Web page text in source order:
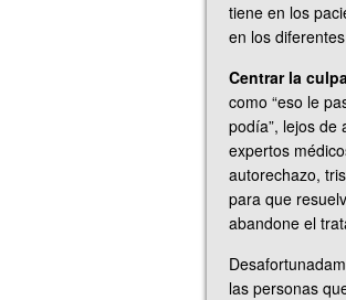
tiene en los
en los
Centrar la
como “eso le
podía”, lejos de
expertos
autorechazo,
para que
abandone el
las personas